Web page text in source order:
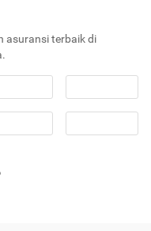
asuransi terbaik di